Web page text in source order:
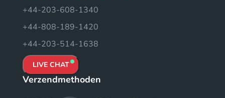
+44-203-608-1340
+44-808-189-1420
+44-203-514-1638
LIVE CHAT
Verzendmethoden